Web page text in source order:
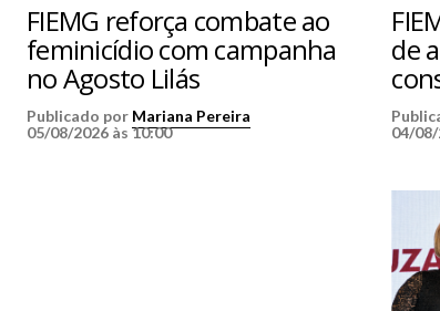
FIEMG reforça combate ao
feminicídio com campanha
no Agosto Lilás
Publicado por Mariana Pereira
05/08/2026 às 10:00
de
04/